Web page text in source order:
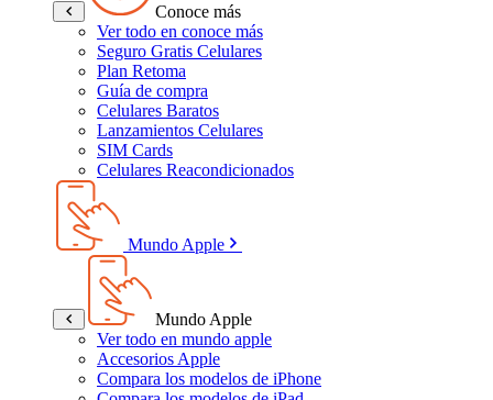
Conoce más
Ver todo en conoce más
Seguro Gratis Celulares
Plan Retoma
Guía de compra
Celulares Baratos
Lanzamientos Celulares
SIM Cards
Celulares Reacondicionados
Mundo Apple
Mundo Apple
Ver todo en mundo apple
Accesorios Apple
Compara los modelos de iPhone